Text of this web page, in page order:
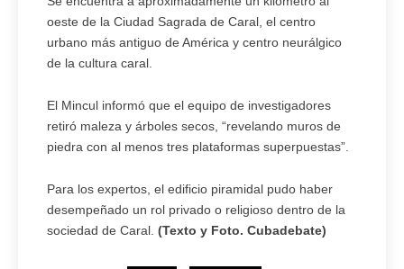
oeste de la Ciudad Sagrada de Caral, el centro
urbano más antiguo de América y centro neurálgico
de la cultura caral.
El Mincul informó que el equipo de investigadores
retiró maleza y árboles secos, “revelando muros de
piedra con al menos tres plataformas superpuestas”.
Para los expertos, el edificio piramidal pudo haber
desempeñado un rol privado o religioso dentro de la
sociedad de Caral. (Texto y Foto. Cubadebate)